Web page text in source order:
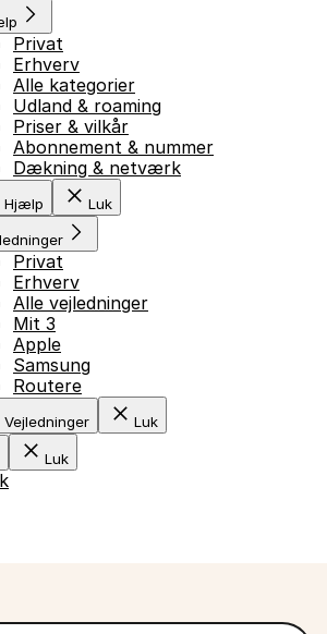
Privat
Erhverv
Alle kategorier
Udland & roaming
Priser & vilkår
Abonnement & nummer
Dækning & netværk
Hjælp Luk
Privat
Erhverv
Alle vejledninger
Mit 3
Apple
Samsung
Routere
Vejledninger Luk
Luk